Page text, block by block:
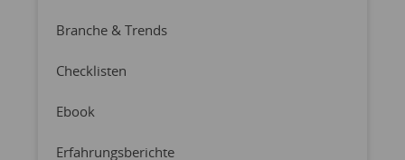
Branche & Trends
Checklisten
Ebook
Erfahrungsberichte